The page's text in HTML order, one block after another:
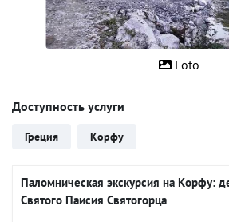
Foto
Доступность услуги
Греция Корфу
Паломническая экскурсия на Корфу:
Святого Паисия Святогорца